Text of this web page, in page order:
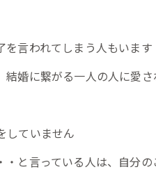
を言われてしまう人もいます
婚に繋がる一人の人に愛さ
していません
と言っている人は、自分